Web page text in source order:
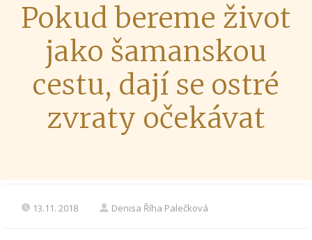
Pokud bereme život
jako šamanskou
cestu, dají se ostré
zvraty očekávat
13.11. 2018 Denisa Říha Palečková